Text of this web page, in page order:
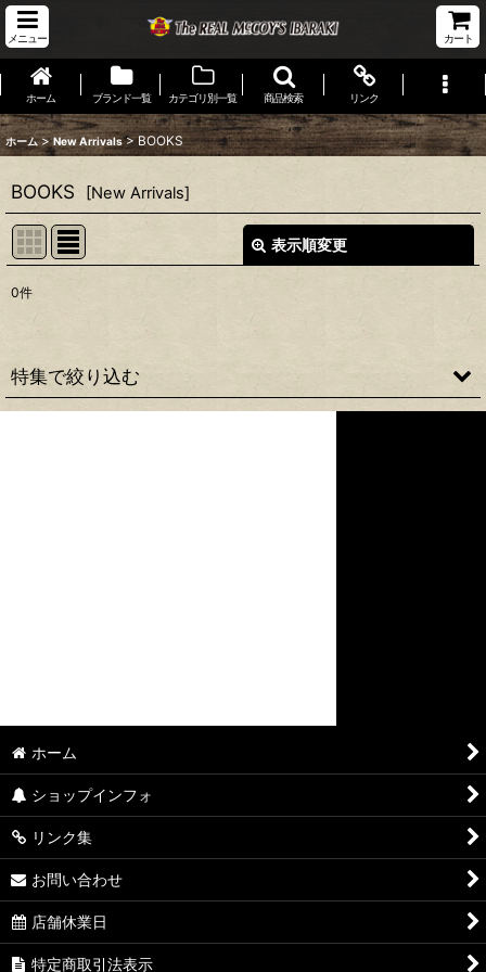
メニュー カート
ホーム ブランド一覧 カテゴリ別一覧 商品検索 リンク
ホーム > New Arrivals > BOOKS
BOOKS [New Arrivals]
表示順変更
並び順:
0件
特集で絞り込む
BOOKS
ホーム
ショップインフォ
リンク集
お問い合わせ
店舗休業日
特定商取引法表示